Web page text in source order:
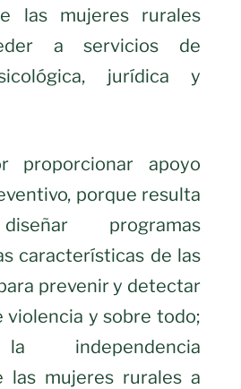
las mujeres rurales
a servicios de
jurídica y
proporcionar apoyo
porque resulta
programas
características de las
prevenir y detectar
violencia y sobre todo;
independencia
las mujeres rurales a